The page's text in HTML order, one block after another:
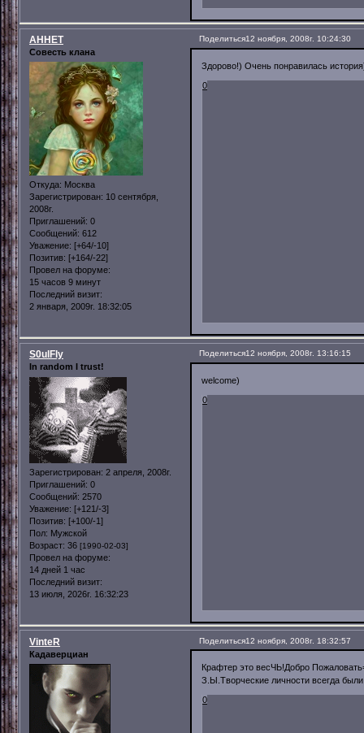
Поделиться12 ноября, 2008г. 10:24:30
AHHET
Совесть клана
Откуда: Москва
Зарегистрирован: 10 сентября,
2008г.
Приглашений: 0
Сообщений: 612
Уважение: [+64/-10]
Позитив: [+164/-22]
Провел на форуме:
15 часов 9 минут
Последний визит:
2 января, 2009г. 18:32:05
Здорово!) Очень понравилась
0
Поделиться12 ноября, 2008г. 13:16:15
S0ulFly
In random I trust!
Зарегистрирован: 2 апреля, 2008г.
Приглашений: 0
Сообщений: 2570
Уважение: [+121/-3]
Позитив: [+100/-1]
Пол: Мужской
Возраст: 36 [1990-02-03]
Провел на форуме:
14 дней 1 час
Последний визит:
13 июля, 2026г. 16:32:23
welcome)
0
Поделиться12 ноября, 2008г. 18:32:57
VinteR
Кадаверциан
Крафтер это весЧЬ!Добро
З.Ы.Творческие личности всегда
0